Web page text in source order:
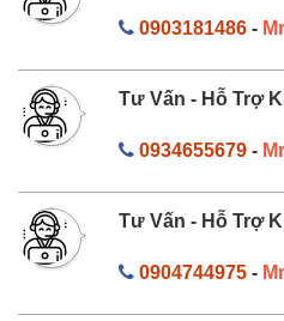
0903181486-
Tư Vấn - Hỗ Trợ
0934655679-
Tư Vấn - Hỗ Trợ
0904744975-